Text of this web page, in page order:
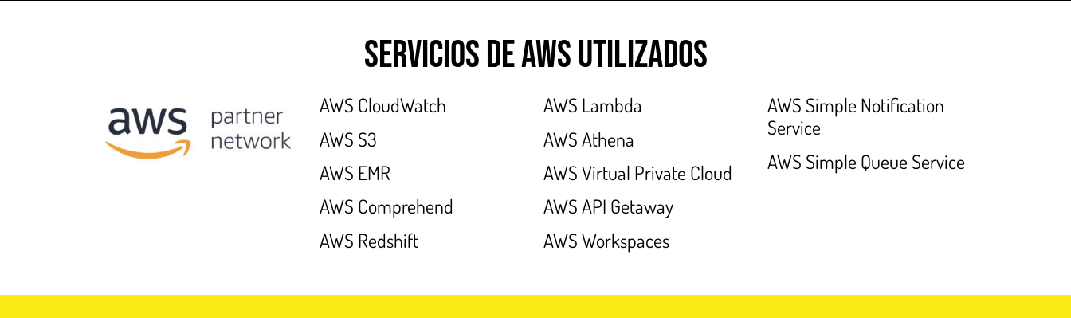
Servicios de AWS Utilizados
AWS CloudWatch
AWS S3
AWS EMR
AWS Comprehend
AWS Redshift
AWS Lambda
AWS Athena
AWS Virtual Private Cloud
AWS API Getaway
AWS Workspaces
AWS Simple Notification
Service
AWS Simple Queue Service